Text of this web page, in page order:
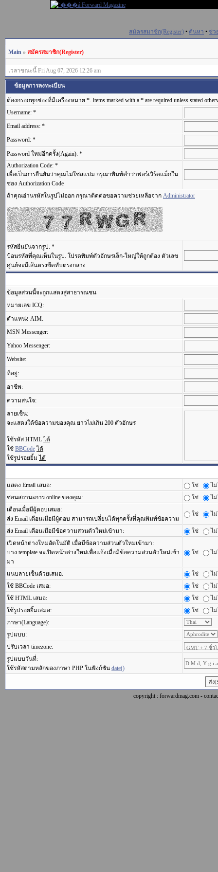
สมัครสมาชิก(Register) • ค้นหา • ช่ว
Main » สมัครสมาชิก(Register)
เวลาขณะนี้ Fri Aug 07, 2026 12:26 am
ข้อมูลการลงทะเบียน
ต้องกรอกทุกช่องที่มีเครื่องหมาย *. Items marked with a * are required unless stated
Username: *
Email address: *
Password: *
Password ใหม่อีกครั้ง(Again): *
Authorization Code: *
เพื่อเป็นการยืนยันว่าคุณไม่ใช่สแปม กรุณาพิมพ์คำว่าฟอร์เวิร์ดแม็กใน
ช่อง Authorization Code
ถ้าคุณอ่านรหัสในรูปไม่ออก กรุณาติดต่อขอความช่วยเหลือจาก Administrator
รหัสยืนยันจากรูป: *
ป้อนรหัสที่คุณเห็นในรูป. โปรดพิมพ์ตัวอักษรเล็ก-ใหญ่ให้ถูกต้อง ตัวเลข
ศูนย์จะมีเส้นตรงขีดทับตรงกลาง
ข้อมูลส่วนนี้จะถูกแสดงสู่สาธารณชน
หมายเลข ICQ:
ตำแหน่ง AIM:
MSN Messenger:
Yahoo Messenger:
Website:
ที่อยู่:
อาชีพ:
ความสนใจ:
ลายเซ็น:
จะแสดงใต้ข้อความของคุณ ยาวไม่เกิน 200 ตัวอักษร
ใช้รหัส HTML ได้
ใช้ BBCode ได้
ใช้รูปรอยยิ้ม ได้
แสดง Email เสมอ: ใช่
ไ
ซ่อนสถานะการ online ของคุณ:
ใช่
ไ
เตือนเมื่อมีผู้ตอบเสมอ:
ส่ง Email เตือนเมื่อมีผู้ตอบ สามารถเปลี่ยนได้ทุกครั้งที่คุณพิมพ์ข้อความ
ใช่ ไ
ส่ง Email เตือนเมื่อมีข้อความส่วนตัวใหม่เข้ามา: ใช่
ไ
เปิดหน้าต่างใหม่อัตโนมัติ เมื่อมีข้อความส่วนตัวใหม่เข้ามา:
บาง template จะเปิดหน้าต่างใหม่เพื่อแจ้งเมื่อมีข้อความส่วนตัวใหม่เข้า
มา
ใช่ ไ
แนบลายเซ็นด้วยเสมอ: ใช่
ไ
ใช้ BBCode เสมอ:
ใช่
ไ
ใช้ HTML เสมอ:
ใช่
ไ
ใช้รูปรอยยิ้มเสมอ:
ใช่
ไ
ภาษา(Language):
รูปแบบ:
ปรับเวลา timezone:
รูปแบบวันที่:
ใช้รหัสตามหลักของภาษา PHP ในฟังก์ชัน date()
copyright : forwardmag.com -